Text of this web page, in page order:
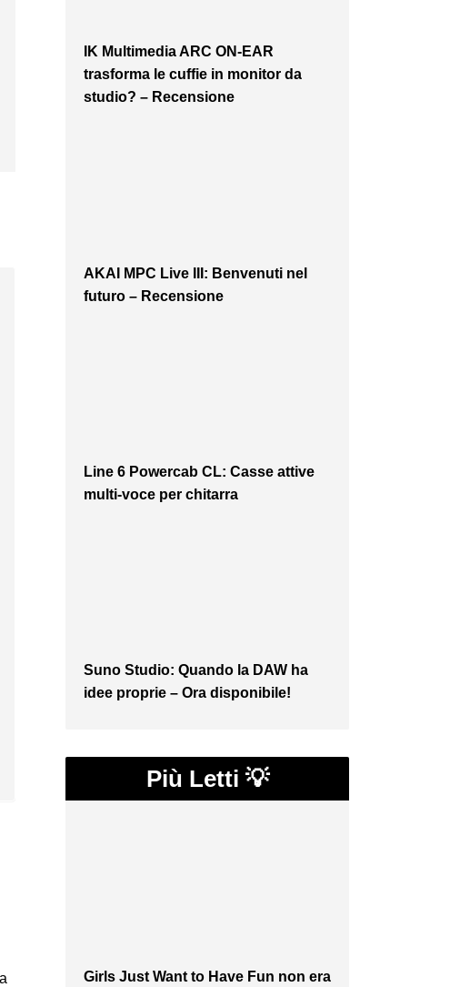
IK Multimedia ARC ON-EAR
trasforma le cuffie in monitor da
studio? – Recensione
AKAI MPC Live III: Benvenuti nel
futuro – Recensione
Line 6 Powercab CL: Casse attive
multi-voce per chitarra
Suno Studio: Quando la DAW ha
idee proprie – Ora disponibile!
Più Letti 💡
Girls Just Want to Have Fun non era